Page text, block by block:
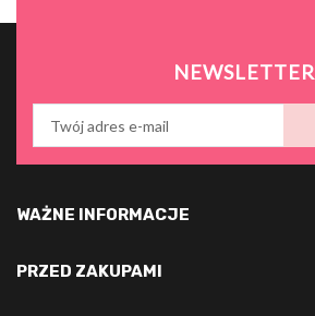
NEWSLETTER
WAŻNE INFORMACJE
PRZED ZAKUPAMI